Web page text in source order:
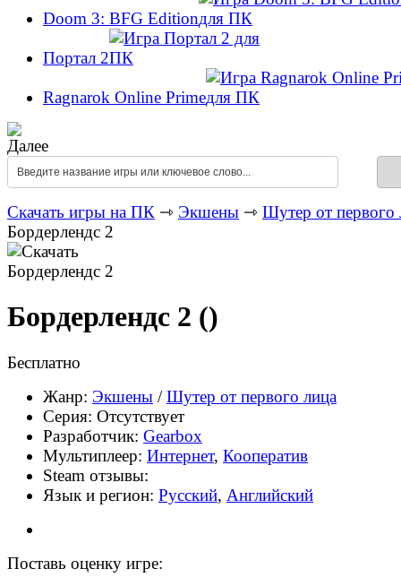
Doom 3: BFG Edition
Портал 2
Ragnarok Online Prime
Скачать игры на ПК ⇾ Экшены ⇾ Шутер от первого
Бордерлендс 2
Бордерлендс 2 ()
Бесплатно
Жанр: Экшены /Шутер от первого лица
Серия: Отсутствует
Разработчик: Gearbox
Мультиплеер: Интернет, Кооператив
Steam отзывы:
Язык и регион: Русский, Английский
Поставь оценку игре: